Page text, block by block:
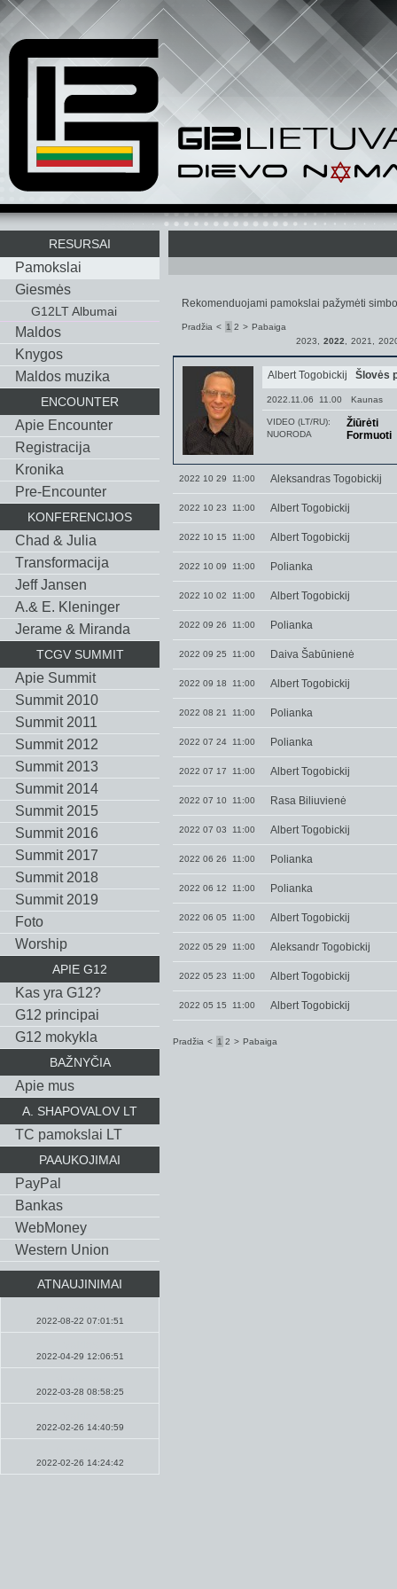
RESURSAI
Pamokslai
Giesmės
G12LT Albumai
Maldos
Knygos
Maldos muzika
ENCOUNTER
Apie Encounter
Registracija
Kronika
Pre-Encounter
KONFERENCIJOS
Chad & Julia
Тransformacija
Jeff Jansen
A.& E. Kleninger
Jerame & Miranda
TCGV SUMMIT
Apie Summit
Summit 2010
Summit 2011
Summit 2012
Summit 2013
Summit 2014
Summit 2015
Summit 2016
Summit 2017
Summit 2018
Summit 2019
Foto
Worship
APIE G12
Kas yra G12?
G12 principai
G12 mokykla
BAŽNYČIA
Apie mus
A. SHAPOVALOV LT
TC pamokslai LT
PAAUKOJIMAI
PayPal
Bankas
WebMoney
Western Union
ATNAUJINIMAI
2022-08-22 07:01:51
2022-04-29 12:06:51
2022-03-28 08:58:25
2022-02-26 14:40:59
2022-02-26 14:24:42
Rekomenduojami pamokslai pažymėti
Pradžia < 1 2 > Pabaiga
2023
2022 2021
Albert Togobickij Šlovės
2022.11.06 11.00 Kaunas
VIDEO (LT/RU): Žiūrėti
NUORODA Formuoti
2022 10 29 11:00 Aleksandras Togobickij
2022 10 23 11:00 Albert Togobickij
2022 10 15 11:00 Albert Togobickij
2022 10 09 11:00 Polianka
2022 10 02 11:00 Albert Togobickij
2022 09 26 11:00 Polianka
2022 09 25 11:00 Daiva Šabūnienė
2022 09 18 11:00 Albert Togobickij
2022 08 21 11:00 Polianka
2022 07 24 11:00 Polianka
2022 07 17 11:00 Albert Togobickij
2022 07 10 11:00 Rasa Biliuvienė
2022 07 03 11:00 Albert Togobickij
2022 06 26 11:00 Polianka
2022 06 12 11:00 Polianka
2022 06 05 11:00 Albert Togobickij
2022 05 29 11:00 Aleksandr Togobickij
2022 05 23 11:00 Albert Togobickij
2022 05 15 11:00 Albert Togobickij
Pradžia < 1 2 > Pabaiga